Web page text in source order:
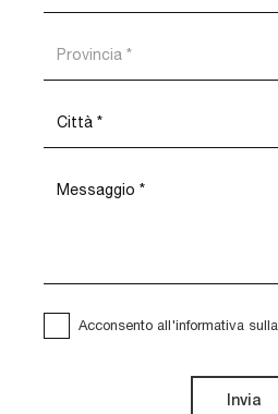
Acconsento all'informativa sulla
Invia